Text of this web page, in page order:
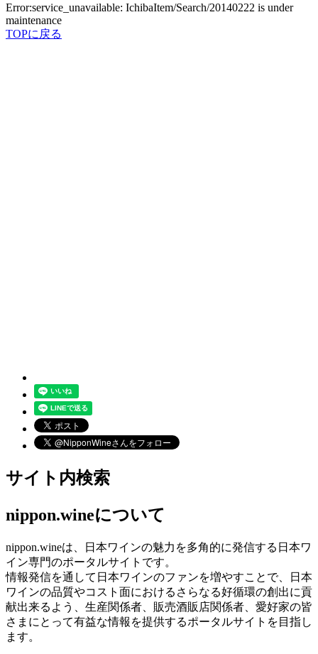
Error:service_unavailable: IchibaItem/Search/20140222 is under
maintenance
TOPに戻る
サイト内検索
nippon.wineについて
nippon.wineは、日本ワインの魅力を多角的に発信する日本ワ
イン専門のポータルサイトです。
情報発信を通して日本ワインのファンを増やすことで、日本
ワインの品質やコスト面におけるさらなる好循環の創出に貢
献出来るよう、生産関係者、販売酒販店関係者、愛好家の皆
さまにとって有益な情報を提供するポータルサイトを目指し
ます。